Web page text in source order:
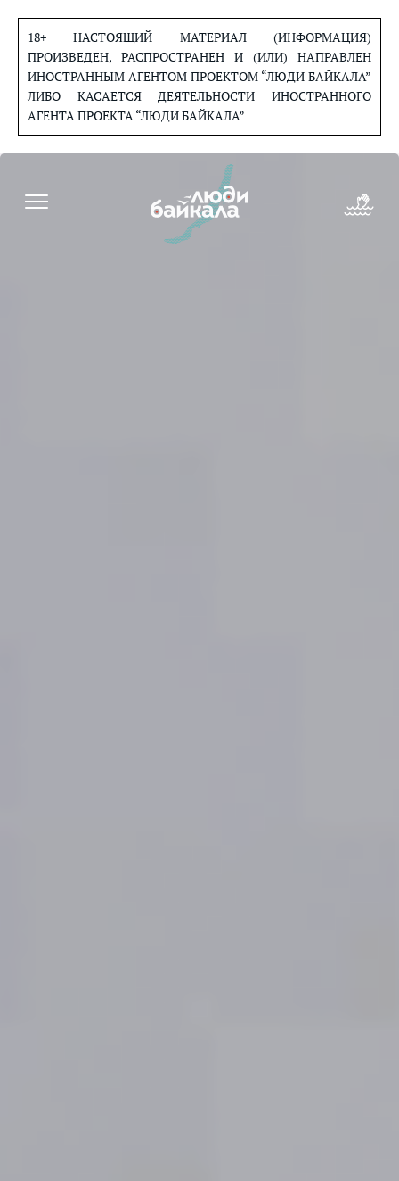
содержанию
18+ НАСТОЯЩИЙ МАТЕРИАЛ (ИНФОРМАЦИЯ)
ПРОИЗВЕДЕН, РАСПРОСТРАНЕН И (ИЛИ) НАПРАВЛЕН
ИНОСТРАННЫМ АГЕНТОМ ПРОЕКТОМ “ЛЮДИ БАЙКАЛА”
ЛИБО КАСАЕТСЯ ДЕЯТЕЛЬНОСТИ ИНОСТРАННОГО
АГЕНТА ПРОЕКТА “ЛЮДИ БАЙКАЛА”